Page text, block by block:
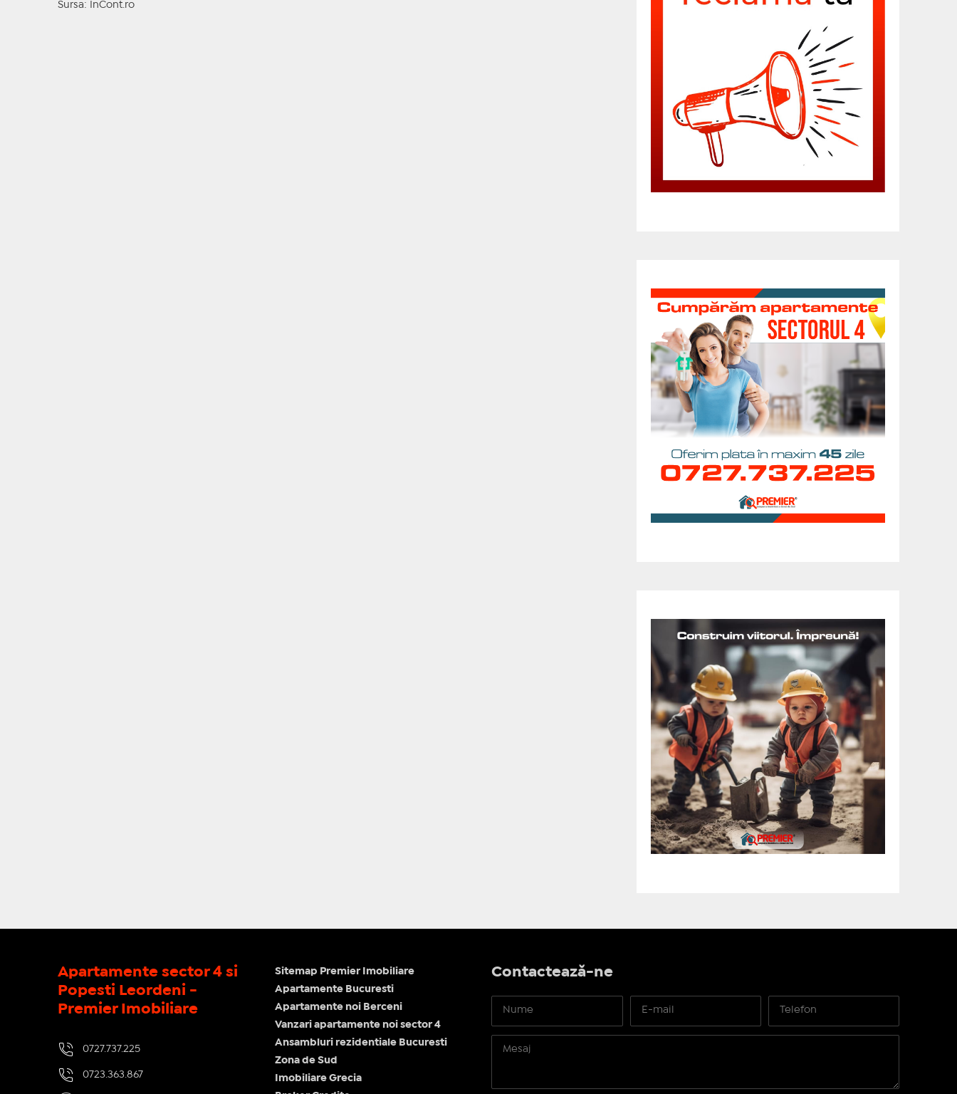
Sursa: InCont.ro
Apartamente sector 4 si
Popesti Leordeni -
Premier Imobiliare
0727.737.225
0723.363.867
Sitemap Premier Imobiliare
Apartamente Bucuresti
Apartamente noi Berceni
Vanzari apartamente noi sector 4
Ansambluri rezidentiale Bucuresti
Zona de Sud
Imobiliare Grecia
Contactează-ne